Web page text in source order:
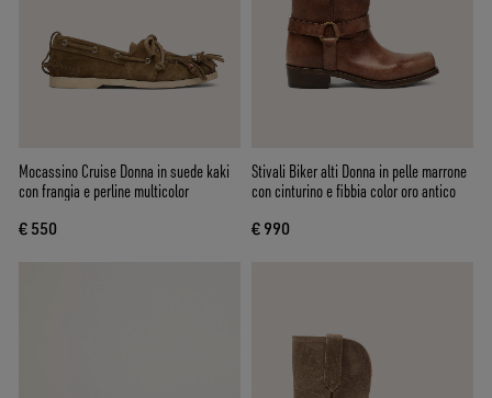
Mocassino Cruise Donna in suede kaki
con frangia e perline multicolor
€ 550
Stivali Biker alti Donna in pelle marrone
con cinturino e fibbia color oro antico
€ 990